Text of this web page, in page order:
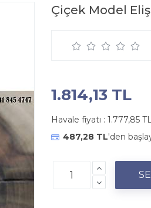
Çiçek Model
1.814,13 TL
Havale fiyatı : 1.777,85
487,28 TL'den